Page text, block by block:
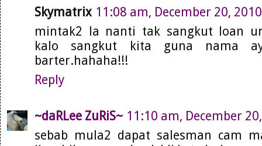
Skymatrix 11:08 am, December 20, 2010
mintak2 la nanti tak sangkut loan
kalo sangkut kita guna nama
barter.hahaha!!!
Reply
~daRLee ZuRiS~ 11:10 am, December
sebab mula2 dapat salesman cam